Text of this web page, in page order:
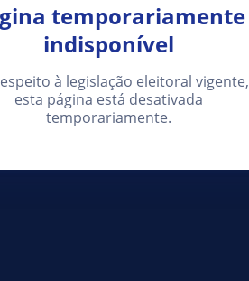
temporariamente
indisponível
à legislação eleitoral vigente,
esta página está desativada
temporariamente.